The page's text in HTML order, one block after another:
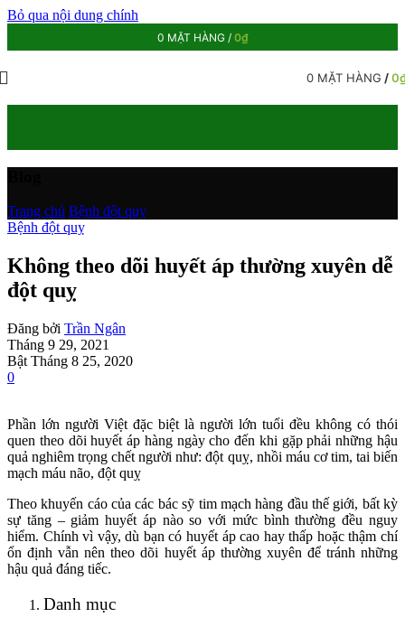
Bỏ qua nội dung chính
0 MẶT HÀNG / 0₫
0 MẶT HÀNG /0
Trang chủ Bệnh đột quỵ
Bệnh đột quỵ
Không theo dõi huyết áp thường xuyên dễ
đột quỵ
Đăng bởi Trần Ngân
Tháng 9 29, 2021
Bật Tháng 8 25, 2020
0
Phần lớn người Việt đặc biệt là người lớn tuổi đều không có thói
quen theo dõi huyết áp hàng ngày cho đến khi gặp phải những hậu
quả nghiêm trọng chết người như: đột quỵ, nhồi máu cơ tim, tai biến
mạch máu não, đột quỵ
Theo khuyến cáo của các bác sỹ tim mạch hàng đầu thế giới, bất kỳ
sự tăng – giảm huyết áp nào so với mức bình thường đều nguy
hiểm. Chính vì vậy, dù bạn có huyết áp cao hay thấp hoặc thậm chí
ổn định vẫn nên theo dõi huyết áp thường xuyên để tránh những
hậu quả đáng tiếc.
Danh mục